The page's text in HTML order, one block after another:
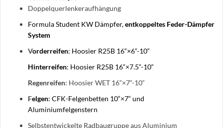
Doppelquerlenkeraufhängung
Formula Student KW Dämpfer,entkoppeltes Feder-Dämpfer
System
Vorderreifen: Hoosier R25B 16“×6“-10“
Hinterreifen: Hoosier R25B 16“×7.5“-10“
Regenreifen: Hoosier WET 16“×7“-10“
Felgen: CFK-Felgenbetten 10“×7“ und
Aluminiumfelgenstern
Selbstentwickelte Radbaugruppe aus Aluminium